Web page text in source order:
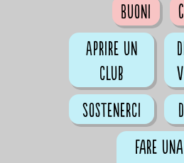
Buoni
Aprire un
club
Sostenerci
Fare una